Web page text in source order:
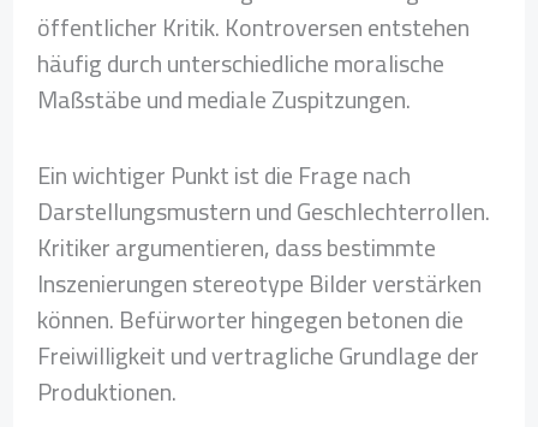
öffentlicher Kritik. Kontroversen entstehen
häufig durch unterschiedliche moralische
Maßstäbe und mediale Zuspitzungen.
Ein wichtiger Punkt ist die Frage nach
Darstellungsmustern und Geschlechterrollen.
Kritiker argumentieren, dass bestimmte
Inszenierungen stereotype Bilder verstärken
können. Befürworter hingegen betonen die
Freiwilligkeit und vertragliche Grundlage der
Produktionen.